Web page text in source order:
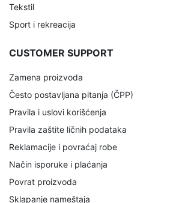
Tekstil
Sport i rekreacija
CUSTOMER SUPPORT
Zamena proizvoda
Često postavljana pitanja (ČPP)
Pravila i uslovi korišćenja
Pravila zaštite ličnih podataka
Reklamacije i povraćaj robe
Način isporuke i plaćanja
Povrat proizvoda
Sklapanje nameštaja